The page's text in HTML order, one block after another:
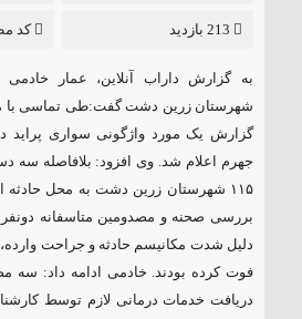
کشف سلاح جنگی و
باند
✅بررسی موانع
۱۸۵ مگاواتی
فرماندار ویژه
کد
به گزارش داراب آنلاین، عمار
شهرستان زرین دشت گفت:طی تماسی با
گزارش یک مورد واژگونی سواری پراید
جهرم اعلام شد. وی افزود: بلافاصله سه
۱۱۵ شهرستان زرین دشت به محل حادثه
بررسی صحنه و مصدومین متاسفانه دونفر
دلیل شدت مکانیسم حادثه و جراحت
فوت کرده بودند. خادمی ادامه داد: سه
دریافت خدمات درمانی لازم توسط